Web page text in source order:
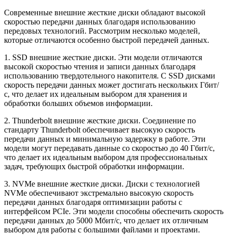
Современные внешние жесткие диски обладают высокой
скоростью передачи данных благодаря использованию
передовых технологий. Рассмотрим несколько моделей,
которые отличаются особенно быстрой передачей данных.
1. SSD внешние жесткие диски. Эти модели отличаются
высокой скоростью чтения и записи данных благодаря
использованию твердотельного накопителя. С SSD дисками
скорость передачи данных может достигать нескольких Гбит/
с, что делает их идеальным выбором для хранения и
обработки больших объемов информации.
2. Thunderbolt внешние жесткие диски. Соединение по
стандарту Thunderbolt обеспечивает высокую скорость
передачи данных и минимальную задержку в работе. Эти
модели могут передавать данные со скоростью до 40 Гбит/с,
что делает их идеальным выбором для профессиональных
задач, требующих быстрой обработки информации.
3. NVMe внешние жесткие диски. Диски с технологией
NVMe обеспечивают экстремально высокую скорость
передачи данных благодаря оптимизации работы с
интерфейсом PCIe. Эти модели способны обеспечить скорость
передачи данных до 5000 Мбит/с, что делает их отличным
выбором для работы с большими файлами и проектами.